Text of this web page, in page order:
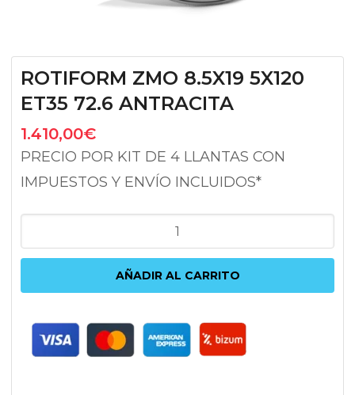
ROTIFORM ZMO 8.5X19 5X120
ET35 72.6 ANTRACITA
1.410,00€
PRECIO POR KIT DE 4 LLANTAS CON
IMPUESTOS Y ENVÍO INCLUIDOS*
ZMO
5X120
72.6
ANTRACITA
AÑADIR AL CARRITO